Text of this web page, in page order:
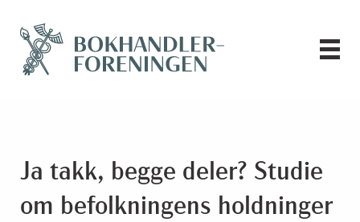
Ja takk, begge deler? Studie
om befolkningens holdninger